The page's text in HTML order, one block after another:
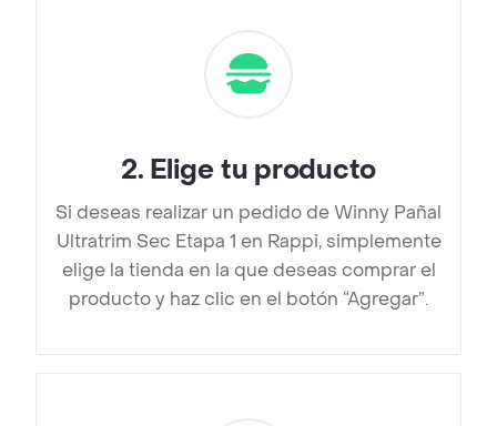
2. Elige tu producto
Si deseas realizar un pedido de Winny Pañal
Ultratrim Sec Etapa 1 en Rappi, simplemente
elige la tienda en la que deseas comprar el
producto y haz clic en el botón “Agregar”.